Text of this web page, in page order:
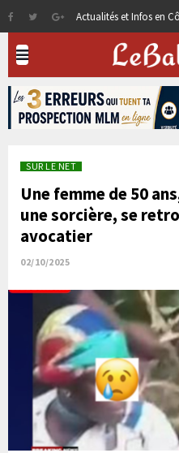
Actualités et Infos en
SUR LE NET
Une femme de 50
une sorcière, se
avocatier
02/10/2025